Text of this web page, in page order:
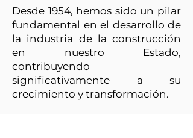
Desde 1954, hemos sido un pilar
fundamental en el desarrollo de
la industria de la construcción
en nuestro Estado,
contribuyendo
significativamente a su
crecimiento y transformación.